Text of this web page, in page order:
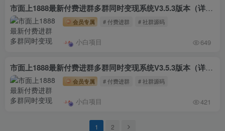
市面上1888最新付费进群多群同时变现系统V3.5.3版本（详细教程+源码）
会员专属 # 付费进群 # 社群源码
小白项目 649
市面上1888最新付费进群多群同时变现系统V3.5.3版本（详细教程+源码）
会员专属 # 付费进群 # 社群源码
小白项目 421
1 2